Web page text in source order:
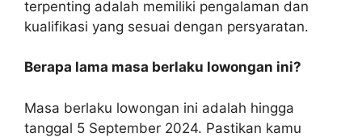
terpenting adalah memiliki pengalaman dan
kualifikasi yang sesuai dengan persyaratan.
Berapa lama masa berlaku lowongan ini?
Masa berlaku lowongan ini adalah hingga
tanggal 5 September 2024. Pastikan kamu